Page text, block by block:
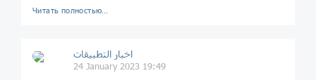
Читать полностью…
اخبار التطبيقات
24 January 2023 19:49